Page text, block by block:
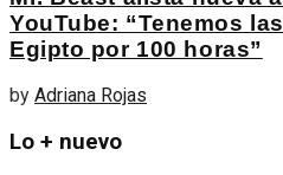
YouTube: “Tenemos
Egipto por 100 horas”
by Adriana Rojas
Lo + nuevo